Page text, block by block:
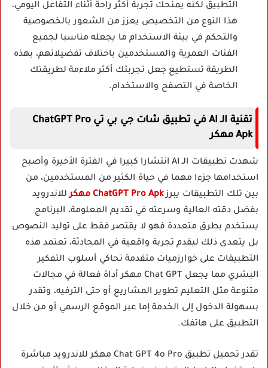
التطبيق لكنه يمنحك تجربة أكثر راحة أثناء التفاعل اليومي،
هذا النوع من التخصيص يعزز من الشعور بالخصوصية
والتحكم في بيئة الاستخدام ما يجعله مناسبا لجميع
الفئات العمرية والمستخدمين باختلاف تفضيلاتهم، بهذه
الطريقة تستطيع جعل تجربتك أكثر ملاءمة لطريقتك
الخاصة في التصفح والاستخدام.
تقنية الـ AI في تطبيق شات جي بي تي ChatGPT Pro
Apk مهكر
شهدت تطبيقات الـ AI انتشارا كبيرا في الفترة الأخيرة وأصبح
استخدامها جزءا مهما في حياة الكثير من المستخدمين، من
بين تلك التطبيقات يبرزChatGPT Pro Apk مهكر
للاندرويد
بفضل دقته العالية وسرعته في تقديم المعلومة، البرنامج
يستخدم بطرق متعددة فهو لا يقتصر فقط على توليد النصوص
بل يتعدى ذلك ليقدم تجربة واقعية في المحادثة، تعتمد هذه
التطبيقات على خوارزميات متقدمة تحاكي أسلوب التفكير
البشري مما يجعل Chat GPT مهكر أداة فعالة في مجالات
متنوعة مثل التعليم تطوير المشاريع أو حتى الترفيه، وتقدر
بسهولة الدخول إلى الخدمة إما عبر الموقع الرسمي أو من خلال
التطبيق على هاتفك.
تقدر تحميل تطبيق Chat GPT 4o Pro مهكر للاندرويد مباشرة